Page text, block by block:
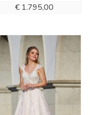
€1.795,00